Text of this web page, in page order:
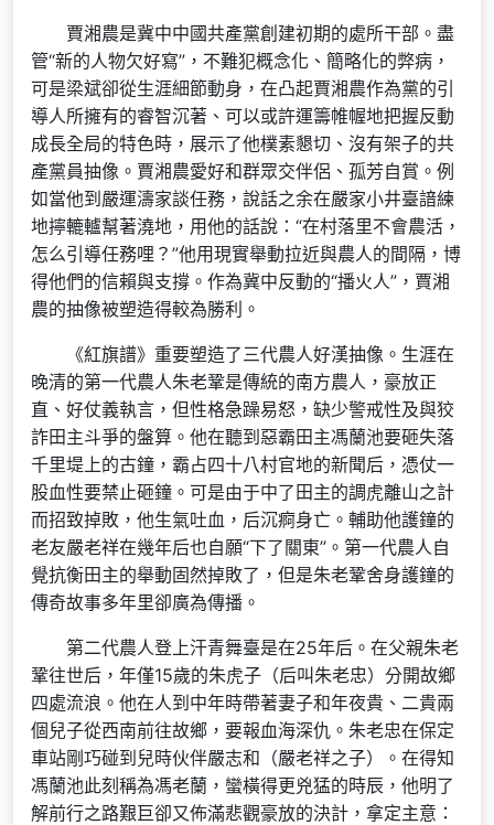
賈湘農是冀中中國共產黨創建初期的處所干部。盡
管“新的人物欠好寫”，不難犯概念化、簡略化的弊病，
可是梁斌卻從生涯細節動身，在凸起賈湘農作為黨的引
導人所擁有的睿智沉著、可以或許運籌帷幄地把握反動
成長全局的特色時，展示了他樸素懇切、沒有架子的共
產黨員抽像。賈湘農愛好和群眾交伴侶、孤芳自賞。例
如當他到嚴運濤家談任務，說話之余在嚴家小井臺諳練
地擰轆轤幫著澆地，用他的話說：“在村落里不會農活，
怎么引導任務哩？”他用現實舉動拉近與農人的間隔，博
得他們的信賴與支撐。作為冀中反動的“播火人”，賈湘
農的抽像被塑造得較為勝利。
《紅旗譜》重要塑造了三代農人好漢抽像。生涯在
晚清的第一代農人朱老鞏是傳統的南方農人，豪放正
直、好仗義執言，但性格急躁易怒，缺少警戒性及與狡
詐田主斗爭的盤算。他在聽到惡霸田主馮蘭池要砸失落
千里堤上的古鐘，霸占四十八村官地的新聞后，憑仗一
股血性要禁止砸鐘。可是由于中了田主的調虎離山之計
而招致掉敗，他生氣吐血，后沉痾身亡。輔助他護鐘的
老友嚴老祥在幾年后也自願“下了關東”。第一代農人自
覺抗衡田主的舉動固然掉敗了，但是朱老鞏舍身護鐘的
傳奇故事多年里卻廣為傳播。
第二代農人登上汗青舞臺是在25年后。在父親朱老
鞏往世后，年僅15歲的朱虎子（后叫朱老忠）分開故鄉
四處流浪。他在人到中年時帶著妻子和年夜貴、二貴兩
個兒子從西南前往故鄉，要報血海深仇。朱老忠在保定
車站剛巧碰到兒時伙伴嚴志和（嚴老祥之子）。在得知
馮蘭池此刻稱為馮老蘭，蠻橫得更兇猛的時辰，他明了
解前行之路艱巨卻又佈滿悲觀豪放的決計，拿定主意：